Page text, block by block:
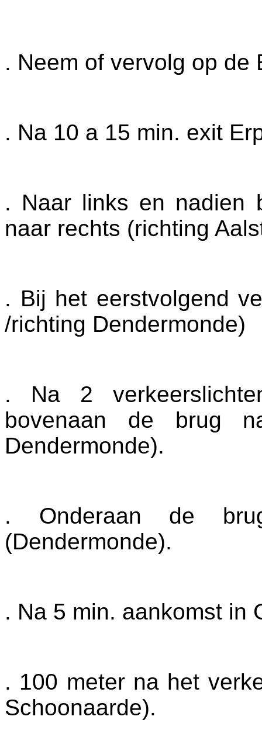
. Neem of vervolg op de
. Na 10 a 15 min. exit
. Naar links en nadien
naar rechts (richting
. Bij het eerstvolgend
/richting Dendermonde)
. Na 2
bovenaan de brug
Dendermonde).
. Onderaan de
(Dendermonde).
. Na 5 min. aankomst in
. 100 meter na het
Schoonaarde).